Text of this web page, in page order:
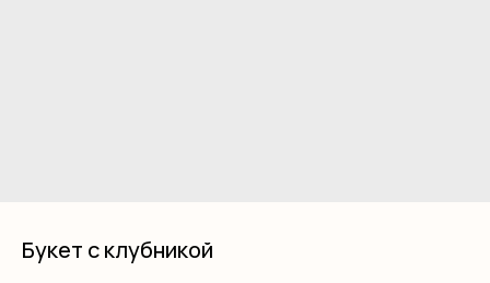
Букет с клубникой